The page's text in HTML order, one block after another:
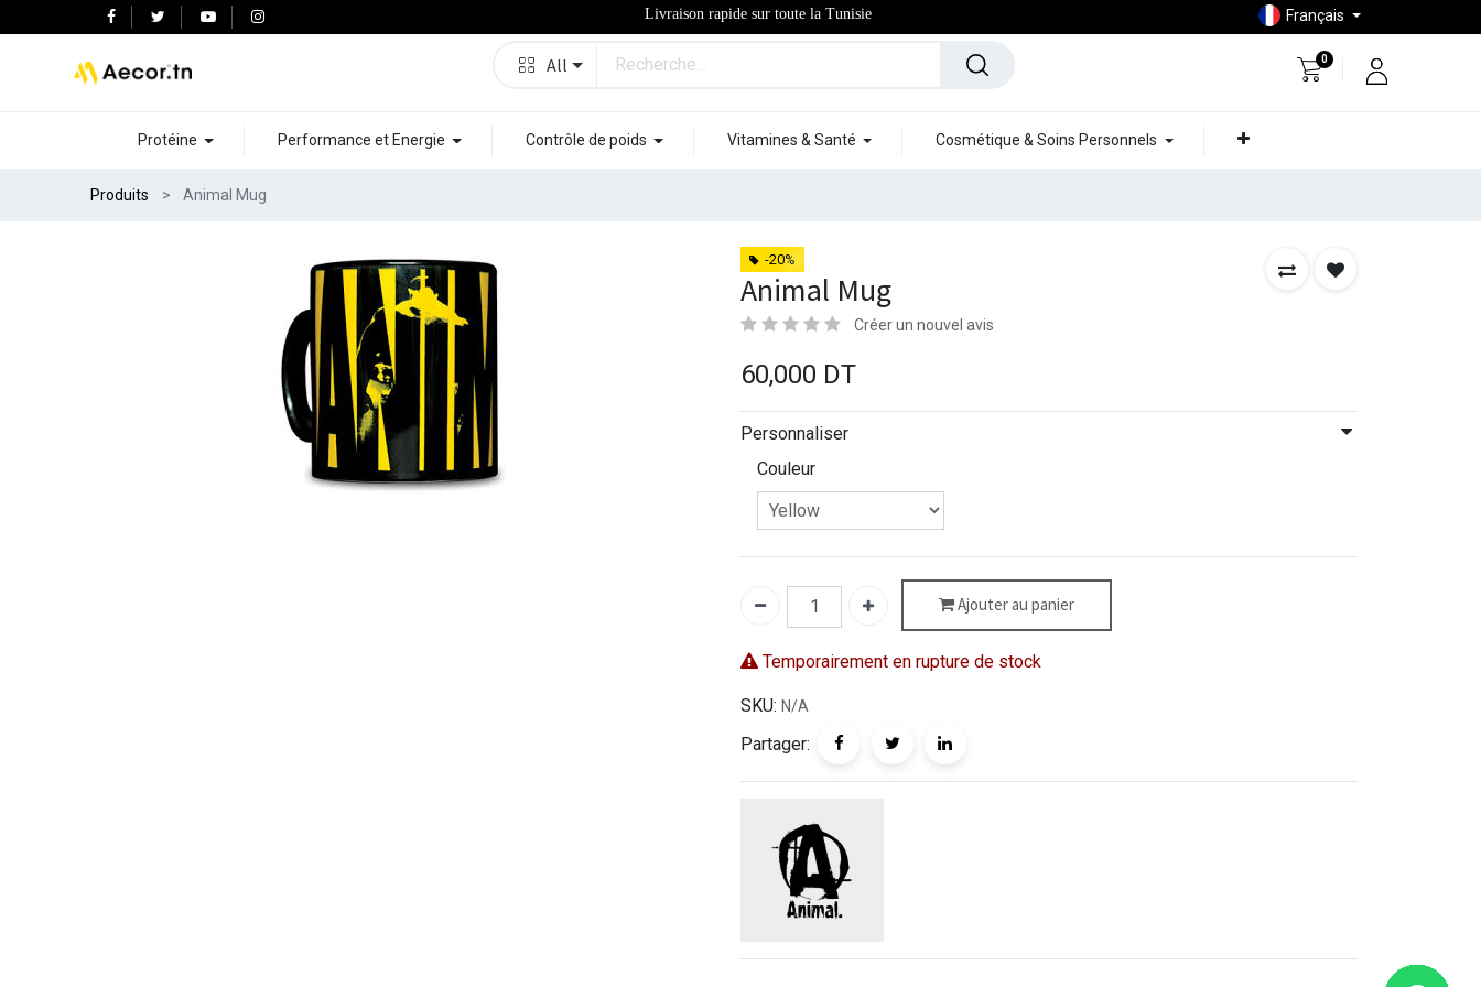
Livraison rapide sur toute la Tunisie Français
All 0
Protéine Performance et Energie Contrôle de poids Vitamines & Santé Cosmétique & Soins Personnels
Produits Animal Mug
-20%
Animal Mug
Créer un nouvel avis
60,000 DT
Personnaliser
Couleur
Ajouter au panier
Temporairement en rupture de stock
SKU: N/A
Partager: